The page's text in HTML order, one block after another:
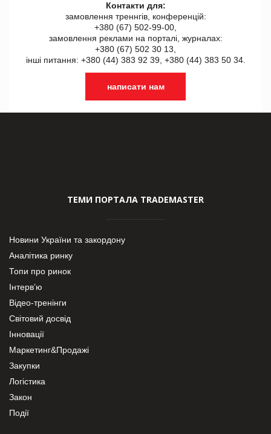
Контакти для:
замовлення треннгів, конференцій:
+380 (67) 502-99-00,
замовлення реклами на порталі, журналах:
+380 (67) 502 30 13,
інші питання: +380 (44) 383 92 39, +380 (44) 383 50 34.
написати нам
ТЕМИ ПОРТАЛА TRADEMASTER
Новини України та закордону
Аналітика ринку
Топи про ринок
Інтерв’ю
Відео-тренінги
Світовий досвід
Інновації
Маркетинг&Продажі
Закупки
Логістика
Закон
Події